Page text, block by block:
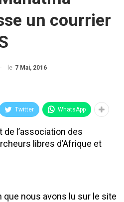
un courrier
le 7 Mai, 2016
Twitter WhatsApp
l’association des
libres d’Afrique et
que nous avons lu sur le site